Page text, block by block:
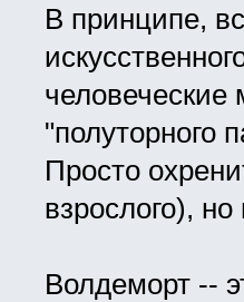
В принципе,
человеческие
"полуторного
Просто
взрослого),
Волдеморт --